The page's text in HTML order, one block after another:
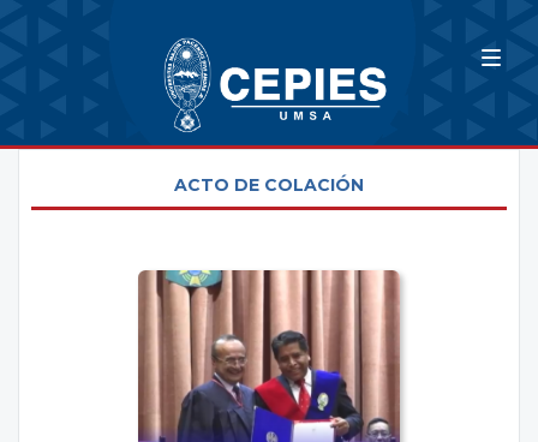
ACTO DE COLACIÓN